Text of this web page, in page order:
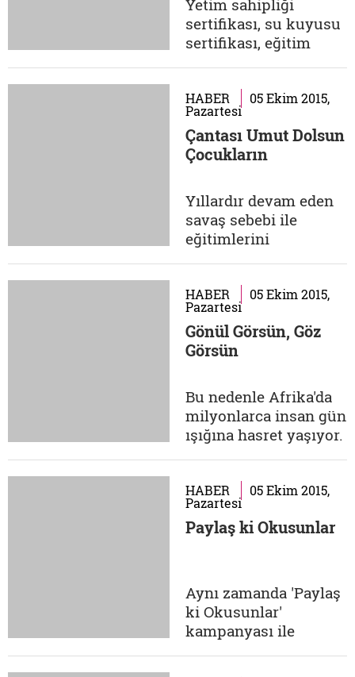
oluşturulacak
kütüphaneye katkı
sunabilirsiniz.
İletişim: Adem...
Yetim sahipliği
sertifikası, su kuyusu
sertifikası, eğitim
proje hakkında detaylı
bilgi almak için
dernek gönüllülerine
ulaşabilirsiniz.
HABER 05 Ekim 2015,
Pazartesi
Çantası Umut Dolsun
Çocukların
Yıllardır devam eden
savaş sebebi ile
eğitimlerini
eğitimlerini daha iyi
bir şekilde
sürdürebilmeleri için
okul çağındaki bir
ise onları bir umut
çantası haline
getirdiler. Sizler de 5
TL karşılığında 'Umut
Çantası'...
HABER 05 Ekim 2015,
Pazartesi
Gönül Görsün, Göz
Görsün
Bu nedenle Afrika'da
milyonlarca insan gün
ışığına hasret yaşıyor.
iyileştirmek amacıyla
başlattığı projeyle
katarakt tedavisi
bu basit tıbbi
müdahaleye katkı
sağlayarak yıllardır...
HABER 05 Ekim 2015,
Pazartesi
Paylaş ki Okusunlar
Aynı zamanda 'Paylaş
ki Okusunlar'
kampanyası ile